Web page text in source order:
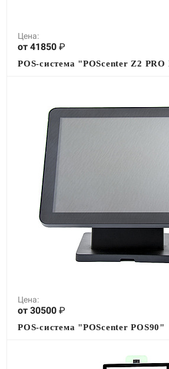
Цена:
от 41850 ₽
POS-система "POScenter Z2 PRO
Цена:
от 30500 ₽
POS-система "POScenter POS90"